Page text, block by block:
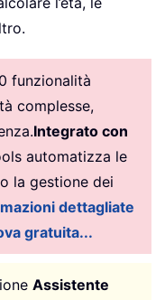
funzionalità
complesse,
Integrato con
automatizza le
la gestione dei
dettagliate
gratuita...
Assistente